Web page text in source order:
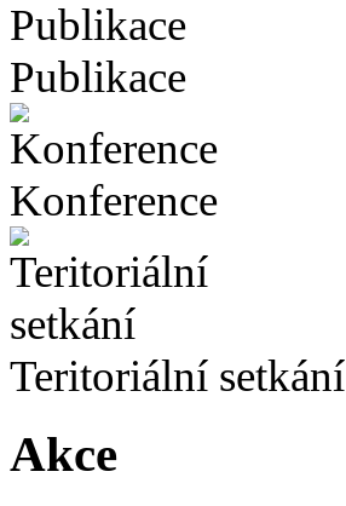
Publikace
Konference
Teritoriální setkání
Akce